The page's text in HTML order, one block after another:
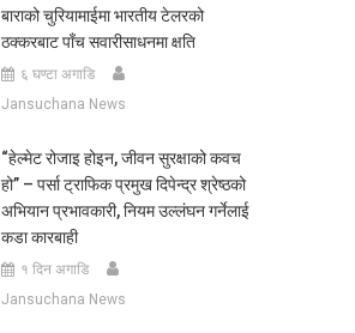
बाराको चुरियामाईमा भारतीय टेलरको
ठक्करबाट पाँच सवारीसाधनमा क्षति
६ घण्टा अगाडि
Jansuchana News
“हेल्मेट रोजाइ होइन, जीवन सुरक्षाको कवच
हो” – पर्सा ट्राफिक प्रमुख दिपेन्द्र श्रेष्ठको
अभियान प्रभावकारी, नियम उल्लंघन गर्नेलाई
कडा कारबाही
१ दिन अगाडि
Jansuchana News